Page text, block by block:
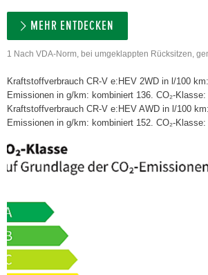
MEHR ENTDECKEN
1 Nach VDA-Norm, bei umgeklappten Rücksitzen,
Kraftstoffverbrauch CR-V e:HEV 2WD in l/100
Emissionen in g/km: kombiniert 136. CO₂-Klasse:
Kraftstoffverbrauch CR-V e:HEV AWD in l/100
Emissionen in g/km: kombiniert 152. CO₂-Klasse: